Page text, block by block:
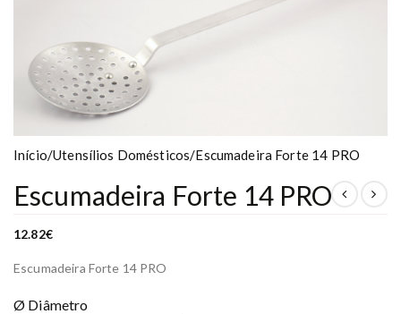
Início/Utensílios Domésticos/Escumadeira Forte 14 PRO
Escumadeira Forte 14 PRO
12.82€
Escumadeira Forte 14 PRO
Ø Diâmetro